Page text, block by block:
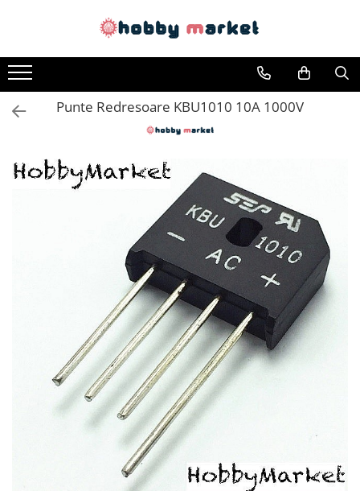
PET-G
ASA
ABS+
Piese si componente imprimante
Piese electrice si electronice
Piese mecanice
Pat printare
Cap printare
Duze
Extrudere si accesorii
Punte Redresoare KBU1010 10A 1000V